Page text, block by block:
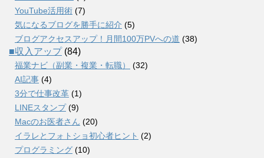
YouTube活用術 (7)
気になるブログを勝手に紹介 (5)
ブログアクセスアップ！月間100万PVへの道 (38)
■収入アップ(84)
福業ナビ（副業・複業・転職）
(32)
AI記事 (4)
3分で仕事改革 (1)
LINEスタンプ(9)
Macのお医者さん (20)
イラレとフォトショ初心者ヒント (2)
プログラミング (10)